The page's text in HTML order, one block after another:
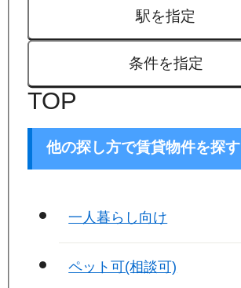
駅を指定
条件を指定
TOP
他の探し方で賃貸物件を探す
一人暮らし向け
ペット可(相談可)